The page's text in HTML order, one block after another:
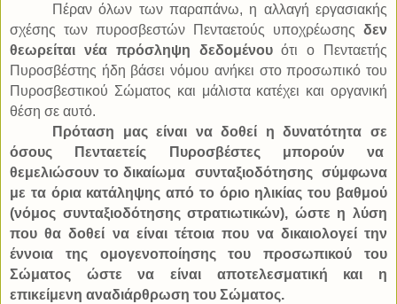
Πέραν όλων των παραπάνω, η αλλαγή εργασιακής
σχέσης των πυροσβεστών Πενταετούς υποχρέωσης δεν
θεωρείται νέα πρόσληψη δεδομένουότι ο Πενταετής
Πυροσβέστης ήδη βάσει νόμου ανήκει στο προσωπικό του
Πυροσβεστικού Σώματος και μάλιστα κατέχει και οργανική
θέση σε αυτό.
Πρόταση μας είναι να δοθεί η δυνατότητα σε
όσους Πενταετείς Πυροσβέστες μπορούν να
θεμελιώσουν το δικαίωμα
συνταξιοδότησης σύμφωνα
με τα όρια κατάληψης από το όριο ηλικίας του βαθμού
(νόμος συνταξιοδότησης στρατιωτικών), ώστε η λύση
που θα δοθεί να είναι τέτοια που να δικαιολογεί την
έννοια της ομογενοποίησης του προσωπικού του
Σώματος ώστε να είναι αποτελεσματική και η
επικείμενη αναδιάρθρωση του Σώματος.